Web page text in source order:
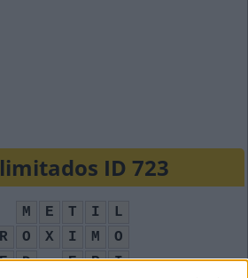
ID 723
M E T I
L
R O X I M
O
E D E P
I